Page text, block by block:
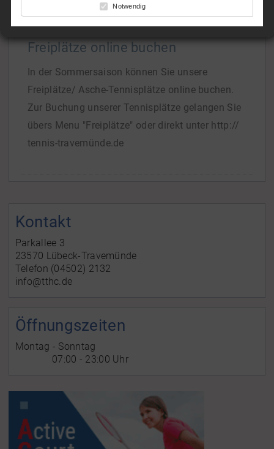
Freiplätze online buchen
In der Sommersaison können Sie unsere
Freiplätze/ Asche-Tennisplätze online buchen.
Zur Buchung unserer Tennisplätze gelangen Sie
übers Menu "Freiplätze" oder direkt unter http://
tennis-travemünde.de
Kontakt
Parkallee 3
23570 Lübeck-Travemünde
Telefon (04502) 2132
info@tthc.de
Öffnungszeiten
Montag - Sonntag
07:00 - 23:00 Uhr
Notwendig